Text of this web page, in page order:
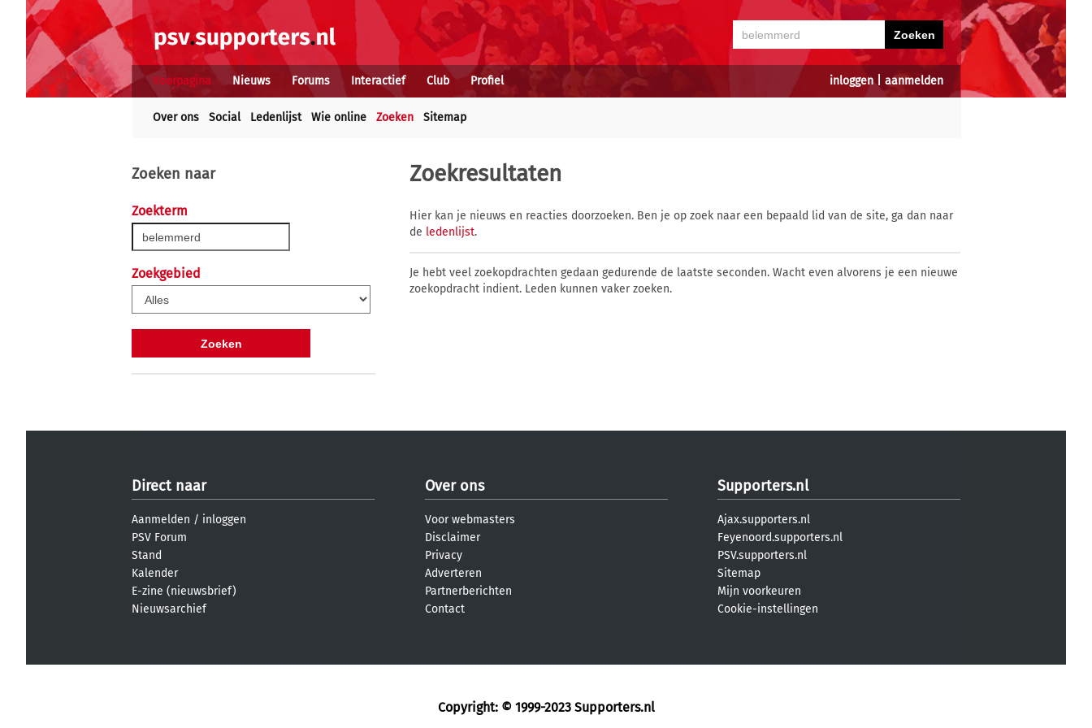
inloggen| aanmelden
Voorpagina Nieuws Forums Interactief Club Profiel
Over ons Social Ledenlijst Wie online Zoeken Sitemap
Zoeken naar
Zoekterm
Zoekgebied
Zoekresultaten
Hier kan je nieuws en reacties doorzoeken. Ben je op zoek naar een bepaald lid van de site, ga dan naar
de ledenlijst.
Je hebt veel zoekopdrachten gedaan gedurende de laatste seconden. Wacht even alvorens je een nieuwe
zoekopdracht indient. Leden kunnen vaker zoeken.
Direct naar
Aanmelden / inloggen
PSV Forum
Stand
Kalender
E-zine (nieuwsbrief)
Nieuwsarchief
Over ons
Voor webmasters
Disclaimer
Privacy
Adverteren
Partnerberichten
Contact
Supporters.nl
Ajax.supporters.nl
Feyenoord.supporters.nl
PSV.supporters.nl
Sitemap
Mijn voorkeuren
Cookie-instellingen
Copyright: © 1999-2023 Supporters.nl